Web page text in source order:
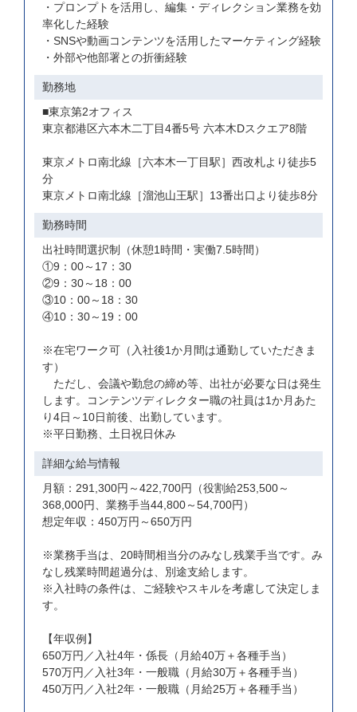
・プロンプトを活用し、編集・ディレクション業務を効
率化した経験
・SNSや動画コンテンツを活用したマーケティング経験
・外部や他部署との折衝経験
勤務地
■東京第2オフィス
東京都港区六本木二丁目4番5号 六本木Dスクエア8階
東京メトロ南北線［六本木一丁目駅］西改札より徒歩5
分
東京メトロ南北線［溜池山王駅］13番出口より徒歩8分
勤務時間
出社時間選択制（休憩1時間・実働7.5時間）
①9：00～17：30
②9：30～18：00
③10：00～18：30
④10：30～19：00
※在宅ワーク可（入社後1か月間は通勤していただきま
す）
ただし、会議や勤怠の締め等、出社が必要な日は発生
します。コンテンツディレクター職の社員は1か月あた
り4日～10日前後、出勤しています。
※平日勤務、土日祝日休み
詳細な給与情報
月額：291,300円～422,700円（役割給253,500～
368,000円、業務手当44,800～54,700円）
想定年収：450万円～650万円
※業務手当は、20時間相当分のみなし残業手当です。み
なし残業時間超過分は、別途支給します。
※入社時の条件は、ご経験やスキルを考慮して決定しま
す。
【年収例】
650万円／入社4年・係長（月給40万＋各種手当）
570万円／入社3年・一般職（月給30万＋各種手当）
450万円／入社2年・一般職（月給25万＋各種手当）